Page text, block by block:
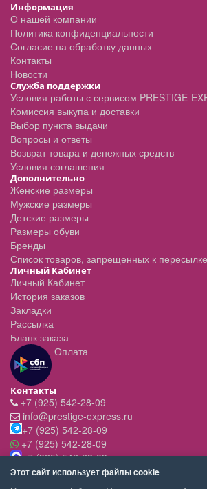
Информация
О нашей компании
Политика конфиденциальности
Согласие на обработку данных
Контакты
Новости
Служба поддержки
Условия работы с сервисом PRESTIGE-
Комиссия выкупа и доставки
Выбор пункта выдачи
Вопросы и ответы
Возврат товара и денежных средств
Условия соглашения
Дополнительно
Женские размеры
Мужские размеры
Детские размеры
Размеры обуви
Бренды
Список товаров, запрещенных к пересылке
Личный Кабинет
Личный Кабинет
История заказов
Закладки
Рассылка
Бланк заказа
Оплата
Контакты
+7 (925) 542-28-09
info@prestige-express.ru
+7 (925) 542-28-09
+7 (925) 542-28-09
+7 (925) 542-28-09
Режим работы:
- вт-пт с 11:00 до 20:00
Этот сайт использует файлы cookie